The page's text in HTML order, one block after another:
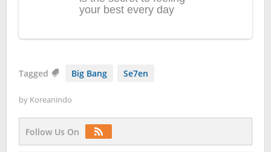
Tagged Big Bang Se7en
by Koreanindo
Follow Us On